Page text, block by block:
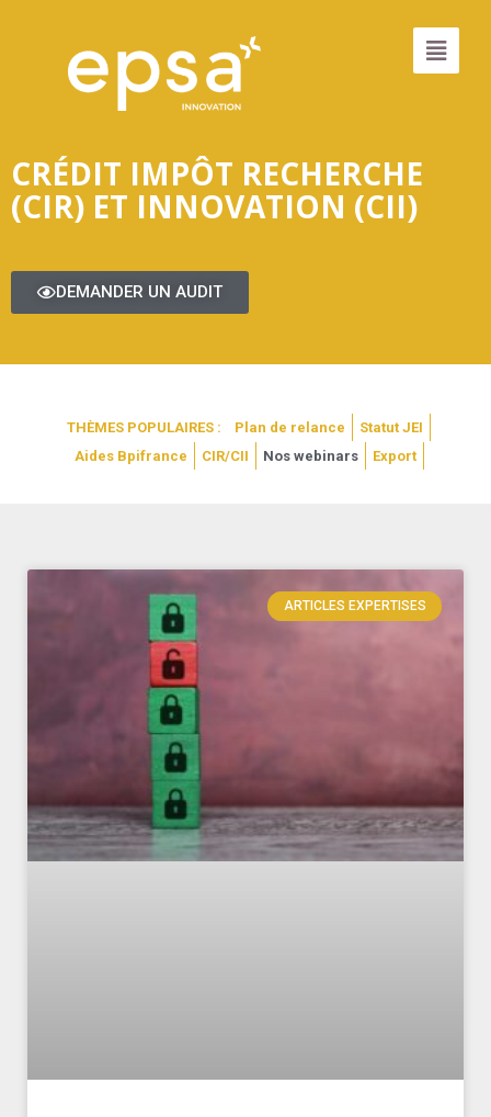
CRÉDIT IMPÔT RECHERCHE
(CIR) ET INNOVATION (CII)
DEMANDER UN AUDIT
THÈMES POPULAIRES : Plan de relance
Statut JEI
Aides Bpifrance
CIR/CII Nos webinars Export
ARTICLES EXPERTISES